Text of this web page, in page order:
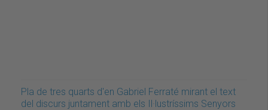
Pla de tres quarts d'en Gabriel Ferraté mirant el text
del discurs juntament amb els Il·lustríssims Senyors